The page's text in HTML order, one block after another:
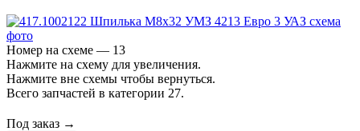
Номер на схеме — 13
Нажмите на схему для увеличения.
Нажмите вне схемы чтобы вернуться.
Всего запчастей в категории 27.
Под заказ →